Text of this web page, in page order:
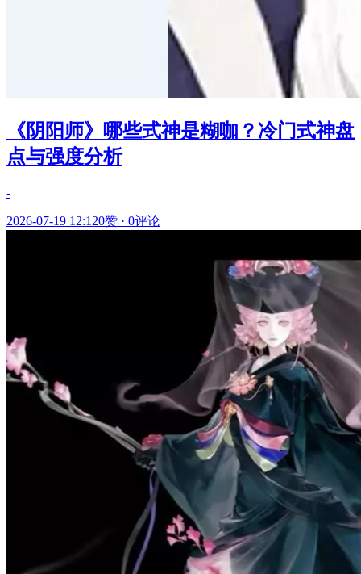
《阴阳师》哪些式神是糊咖？冷门式神盘
点与强度分析
-
2026-07-19 12:120赞 · 0评论